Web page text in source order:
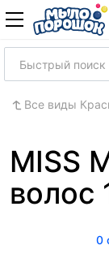
Все виды
MISS
волос
0